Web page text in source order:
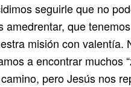
seguirle que no
amedrentar, que
misión con valentía.
a encontrar muchos
pero Jesús nos